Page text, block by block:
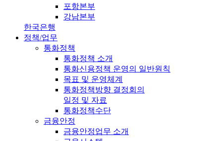
포항본부
강남본부
한국은행
정책/업무
통화정책
통화정책 소개
통화신용정책 운영의 일반원칙
목표 및 운영체계
통화정책방향 결정회의
일정 및 자료
통화정책수단
금융안정
금융안정업무 소개